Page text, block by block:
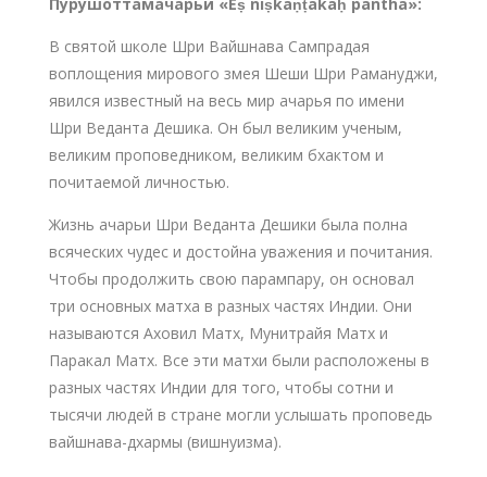
В святой школе Шри Вайшнава Сампрадая
воплощения мирового змея Шеши Шри Рамануджи,
явился известный на весь мир ачарья по имени
Шри Веданта Дешика. Он был великим ученым,
великим проповедником, великим бхактом и
почитаемой личностью.
Жизнь ачарьи Шри Веданта Дешики была полна
всяческих чудес и достойна уважения и почитания.
Чтобы продолжить свою парампару, он основал
три основных матха в разных частях Индии. Они
называются Аховил Матх, Мунитрайя Матх и
Паракал Матх. Все эти матхи были расположены в
разных частях Индии для того, чтобы сотни и
тысячи людей в стране могли услышать проповедь
вайшнава-дхармы (вишнуизма).